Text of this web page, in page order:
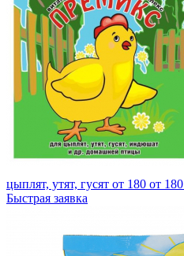
цыплят, утят, гусят от 180 от 180
Быстрая заявка